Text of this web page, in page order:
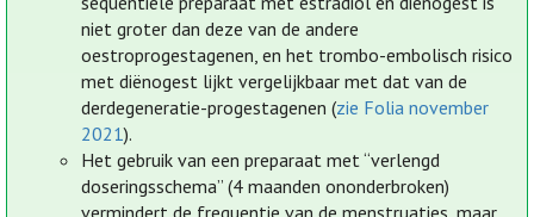
niet groter dan deze van de andere
oestroprogestagenen, en het trombo-embolisch risico
met diënogest lijkt vergelijkbaar met dat van de
derdegeneratie-progestagenen (zie Folia november
2021).
Het gebruik van een preparaat met “verlengd
doseringsschema” (4 maanden ononderbroken)